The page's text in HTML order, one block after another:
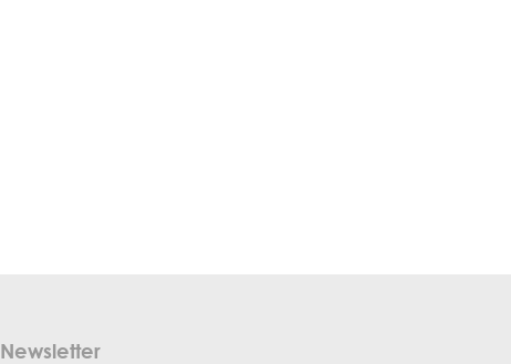
Newsletter